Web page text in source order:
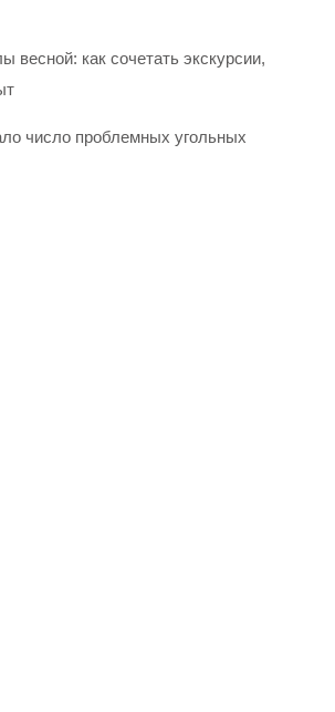
весной: как сочетать экскурсии,
число проблемных угольных